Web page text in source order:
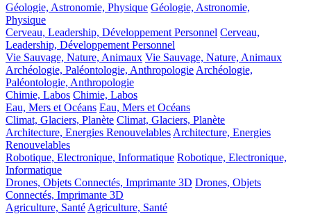
Géologie, Astronomie, Physique Géologie, Astronomie,
Physique
Cerveau, Leadership, Développement Personnel Cerveau,
Leadership, Développement Personnel
Vie Sauvage, Nature, Animaux Vie Sauvage, Nature, Animaux
Archéologie, Paléontologie, Anthropologie Archéologie,
Paléontologie, Anthropologie
Chimie, Labos Chimie, Labos
Eau, Mers et Océans Eau, Mers et Océans
Climat, Glaciers, Planète Climat, Glaciers, Planète
Architecture, Energies Renouvelables Architecture, Energies
Renouvelables
Robotique, Electronique, Informatique Robotique, Electronique,
Informatique
Drones, Objets Connectés, Imprimante 3D Drones, Objets
Connectés, Imprimante 3D
Agriculture, Santé Agriculture, Santé